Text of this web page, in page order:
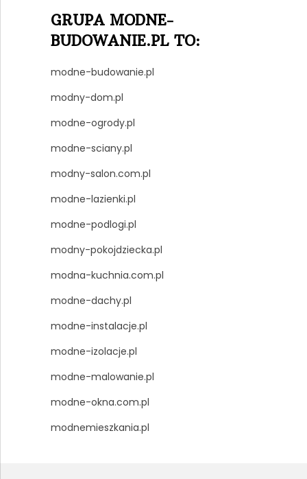
GRUPA MODNE-
BUDOWANIE.PL TO:
modne-budowanie.pl
modny-dom.pl
modne-ogrody.pl
modne-sciany.pl
modny-salon.com.pl
modne-lazienki.pl
modne-podlogi.pl
modny-pokojdziecka.pl
modna-kuchnia.com.pl
modne-dachy.pl
modne-instalacje.pl
modne-izolacje.pl
modne-malowanie.pl
modne-okna.com.pl
modnemieszkania.pl